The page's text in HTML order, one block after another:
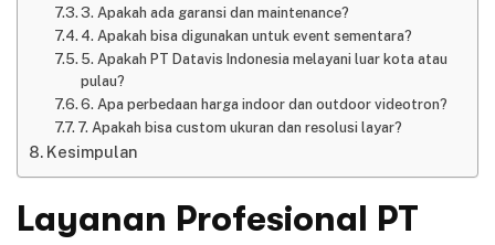
3. Apakah ada garansi dan maintenance?
4. Apakah bisa digunakan untuk event sementara?
5. Apakah PT Datavis Indonesia melayani luar kota atau
pulau?
6. Apa perbedaan harga indoor dan outdoor videotron?
7. Apakah bisa custom ukuran dan resolusi layar?
Kesimpulan
Layanan Profesional PT